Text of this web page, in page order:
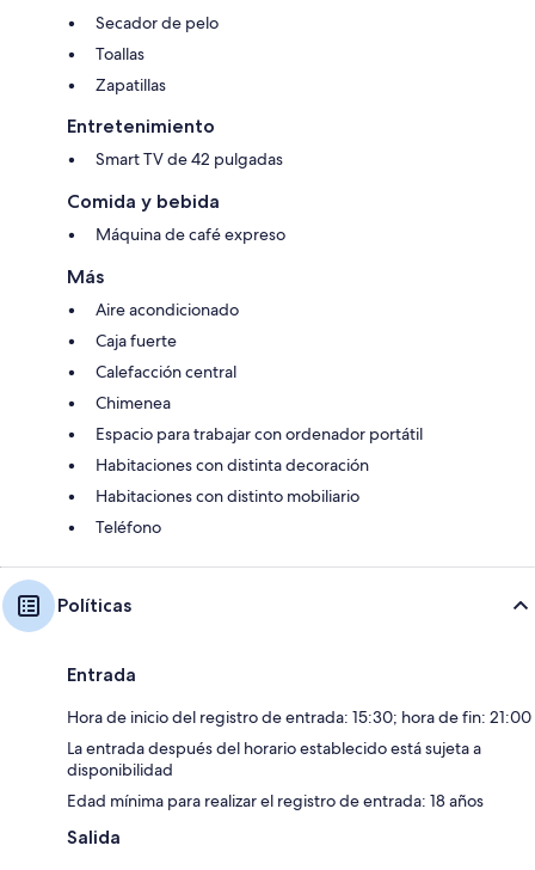
Secador de pelo
Toallas
Zapatillas
Entretenimiento
Smart TV de 42 pulgadas
Comida y bebida
Máquina de café expreso
Más
Aire acondicionado
Caja fuerte
Calefacción central
Chimenea
Espacio para trabajar con ordenador portátil
Habitaciones con distinta decoración
Habitaciones con distinto mobiliario
Teléfono
Políticas
Entrada
Hora de inicio del registro de entrada: 15:30; hora de fin: 21:00
La entrada después del horario establecido está sujeta a
disponibilidad
Edad mínima para realizar el registro de entrada: 18 años
Salida